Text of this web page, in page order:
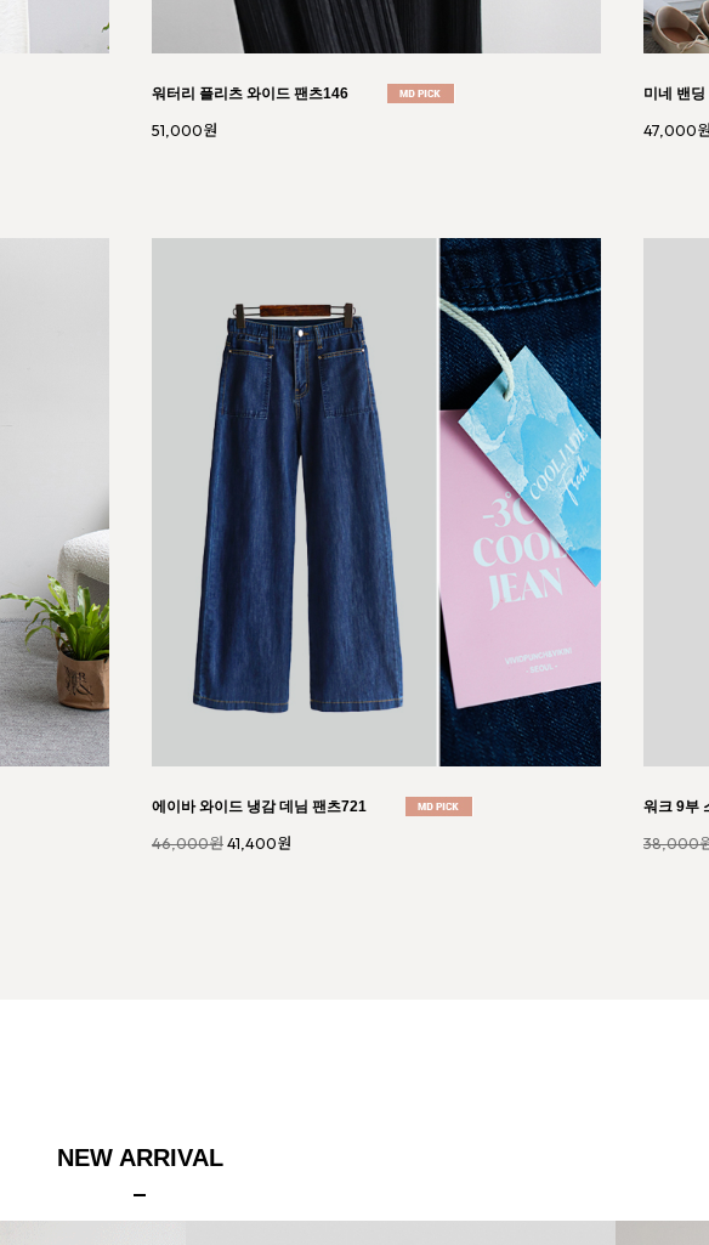
루엣 언발 밴딩 스커트125
40,000원
컬쳐 캡
38,000
라엘 니트 원피스 세트997
51,000원45,900원
Crunch
29,000
NEW ARRIVAL